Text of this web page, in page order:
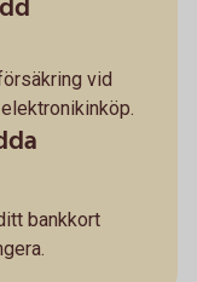
vid
bankkort